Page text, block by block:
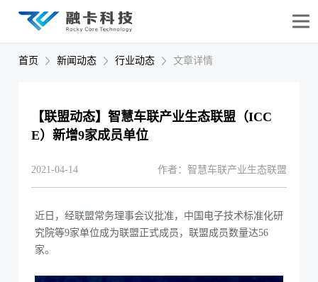
首页 新闻动态 行业动态 文章详情
【联盟动态】智慧车联产业生态联盟（ICC
E）新增9家成员单位
2021-04-14 作者：智慧车联产业生态联盟
近日，经联盟常务理事会议批准，中国电子技术标准化研
究院等9家单位成为联盟正式成员，联盟成员数量达56
家。